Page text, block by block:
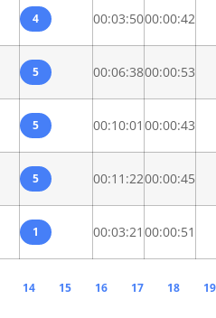
4 00:03:5000:00:42
5 00:06:3800:00:53
5 00:10:01 00:00:43
5 00:11:2200:00:45
1 00:03:21 00:00:51
14 15 16 17 18 19